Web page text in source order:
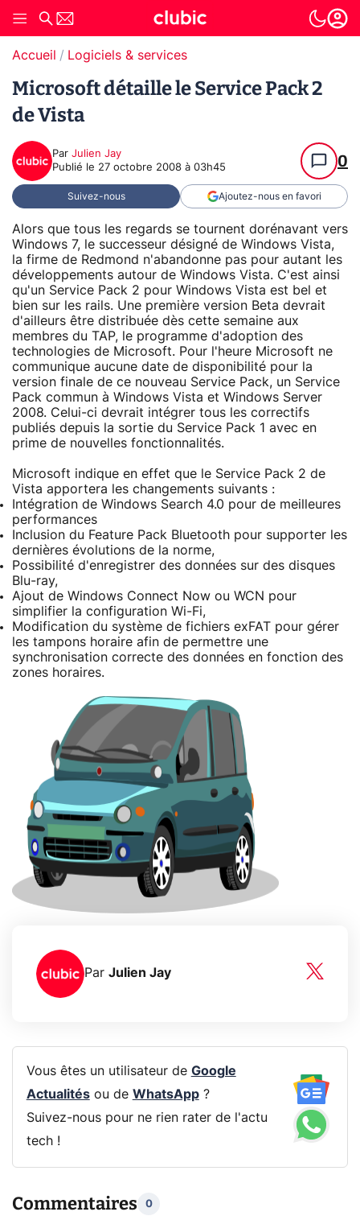
Accueil Logiciels & services
Microsoft détaille le Service Pack 2
de Vista
Par Julien Jay
Publié le 27 octobre 2008 à 03h45 0
Suivez-nous Ajoutez-nous en favori
Alors que tous les regards se tournent dorénavant vers
Windows 7, le successeur désigné de Windows Vista,
la firme de Redmond n'abandonne pas pour autant les
développements autour de Windows Vista. C'est ainsi
qu'un Service Pack 2 pour Windows Vista est bel et
bien sur les rails. Une première version Beta devrait
d'ailleurs être distribuée dès cette semaine aux
membres du TAP, le programme d'adoption des
technologies de Microsoft. Pour l'heure Microsoft ne
communique aucune date de disponibilité pour la
version finale de ce nouveau Service Pack, un Service
Pack commun à Windows Vista et Windows Server
2008. Celui-ci devrait intégrer tous les correctifs
publiés depuis la sortie du Service Pack 1 avec en
prime de nouvelles fonctionnalités.
Microsoft indique en effet que le Service Pack 2 de
Vista apportera les changements suivants :
Intégration de Windows Search 4.0 pour de meilleures
performances
Inclusion du Feature Pack Bluetooth pour supporter les
dernières évolutions de la norme,
Possibilité d'enregistrer des données sur des disques
Blu-ray,
Ajout de Windows Connect Now ou WCN pour
simplifier la configuration Wi-Fi,
Modification du système de fichiers exFAT pour gérer
les tampons horaire afin de permettre une
synchronisation correcte des données en fonction des
zones horaires.
Par Julien Jay
Vous êtes un utilisateur de Google
Actualitésou de WhatsApp?
Suivez-nous pour ne rien rater de l'actu
tech !
Commentaires 0